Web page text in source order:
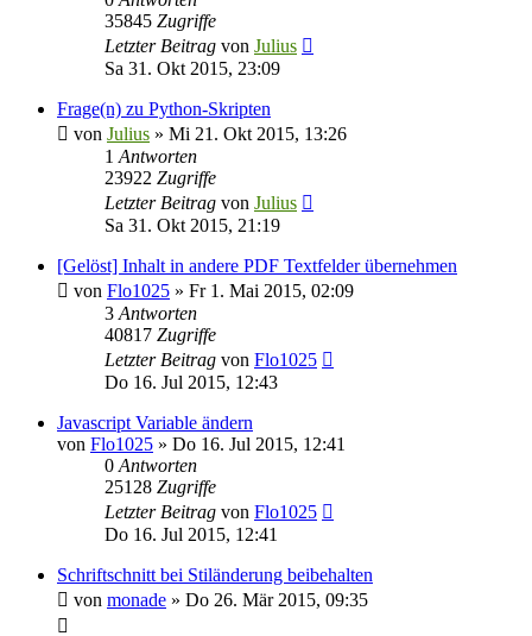
35845 Zugriffe
Letzter Beitrag von Julius
Sa 31. Okt 2015, 23:09
Frage(n) zu Python-Skripten
von Julius » Mi 21. Okt 2015, 13:26
1 Antworten
23922 Zugriffe
Letzter Beitrag von Julius
Sa 31. Okt 2015, 21:19
[Gelöst] Inhalt in andere PDF Textfelder übernehmen
von Flo1025 » Fr 1. Mai 2015, 02:09
3 Antworten
40817 Zugriffe
Letzter Beitrag von Flo1025
Do 16. Jul 2015, 12:43
Javascript Variable ändern
von Flo1025 » Do 16. Jul 2015, 12:41
0 Antworten
25128 Zugriffe
Letzter Beitrag von Flo1025
Do 16. Jul 2015, 12:41
Schriftschnitt bei Stiländerung beibehalten
von monade » Do 26. Mär 2015, 09:35